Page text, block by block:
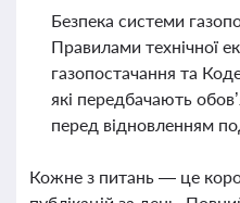
Безпека системи
Правилами технічної
газопостачання та
які передбачають
перед відновленням
Кожне з питань — це